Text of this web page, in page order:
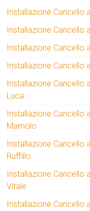
Installazione Cancello
Installazione Cancello
Installazione Cancello
Installazione Cancello
Installazione Cancello
Luca
Installazione Cancello
Mamolo
Installazione Cancello
Ruffillo
Installazione Cancello
Vitale
Installazione Cancello